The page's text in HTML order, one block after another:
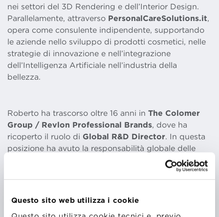
Questo sito web utilizza i cookie
nei settori del 3D Rendering e dell’Interior Design.
Parallelamente, attraverso PersonalCareSolutions.it,
opera come consulente indipendente, supportando
le aziende nello sviluppo di prodotti cosmetici, nelle
strategie di innovazione e nell’integrazione
dell’Intelligenza Artificiale nell’industria della
bellezza.
Roberto ha trascorso oltre 16 anni in The Colomer
Group / Revlon Professional Brands, dove ha
ricoperto il ruolo di Global R&D Director. In questa
posizione ha avuto la responsabilità globale delle
dell’Assicurazione Qualità e dell’Industrializzazione,